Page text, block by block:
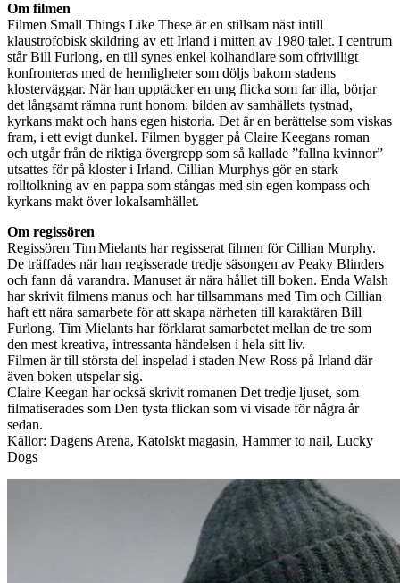
Om filmen
Filmen Small Things Like These är en stillsam näst intill
klaustrofobisk skildring av ett Irland i mitten av 1980 talet. I centrum
står Bill Furlong, en till synes enkel kolhandlare som ofrivilligt
konfronteras med de hemligheter som döljs bakom stadens
klosterväggar. När han upptäcker en ung flicka som far illa, börjar
det långsamt rämna runt honom: bilden av samhällets tystnad,
kyrkans makt och hans egen historia. Det är en berättelse som viskas
fram, i ett evigt dunkel. Filmen bygger på Claire Keegans roman
och utgår från de riktiga övergrepp som så kallade ”fallna kvinnor”
utsattes för på kloster i Irland. Cillian Murphys gör en stark
rolltolkning av en pappa som stångas med sin egen kompass och
kyrkans makt över lokalsamhället.
Om regissören
Regissören Tim Mielants har regisserat filmen för Cillian Murphy.
De träffades när han regisserade tredje säsongen av Peaky Blinders
och fann då varandra. Manuset är nära hållet till boken. Enda Walsh
har skrivit filmens manus och har tillsammans med Tim och Cillian
haft ett nära samarbete för att skapa närheten till karaktären Bill
Furlong. Tim Mielants har förklarat samarbetet mellan de tre som
den mest kreativa, intressanta händelsen i hela sitt liv.
Filmen är till största del inspelad i staden New Ross på Irland där
även boken utspelar sig.
Claire Keegan har också skrivit romanen Det tredje ljuset, som
filmatiserades som Den tysta flickan som vi visade för några år
sedan.
Källor: Dagens Arena, Katolskt magasin, Hammer to nail, Lucky
Dogs